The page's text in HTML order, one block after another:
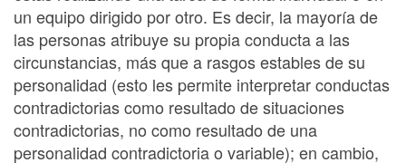
un equipo dirigido por otro. Es decir, la mayoría de
las personas atribuye su propia conducta a las
circunstancias, más que a rasgos estables de su
personalidad (esto les permite interpretar conductas
contradictorias como resultado de situaciones
contradictorias, no como resultado de una
personalidad contradictoria o variable); en cambio,